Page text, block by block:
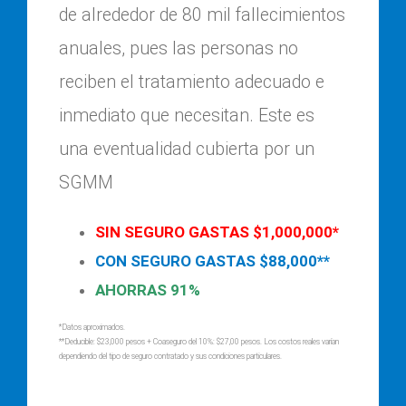
de alrededor de 80 mil fallecimientos
anuales, pues las personas no
reciben el tratamiento adecuado e
inmediato que necesitan. Este es
una eventualidad cubierta por un
SGMM
SIN SEGURO GASTAS $1,000,000*
CON SEGURO GASTAS $88,000**
AHORRAS 91%
*Datos aproximados.
**Deducible: $23,000 pesos + Coaseguro del 10%: $27,00 pesos. Los costos reales varían
dependiendo del tipo de seguro contratado y sus condiciones particulares.